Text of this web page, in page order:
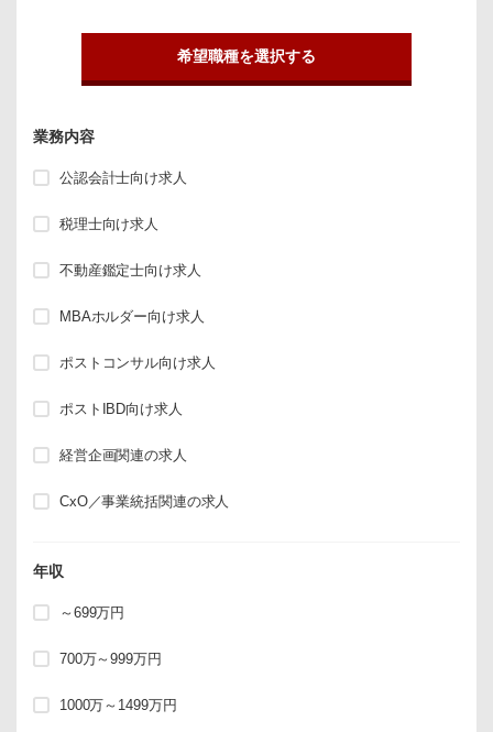
希望職種を選択する
業務内容
公認会計士向け求人
税理士向け求人
不動産鑑定士向け求人
MBAホルダー向け求人
ポストコンサル向け求人
ポストIBD向け求人
経営企画関連の求人
CxO／事業統括関連の求人
年収
～699万円
700万～999万円
1000万～1499万円